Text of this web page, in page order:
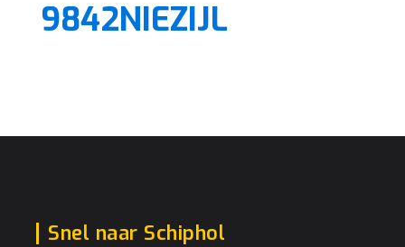
9842NIEZIJL
Snel naar Schiphol